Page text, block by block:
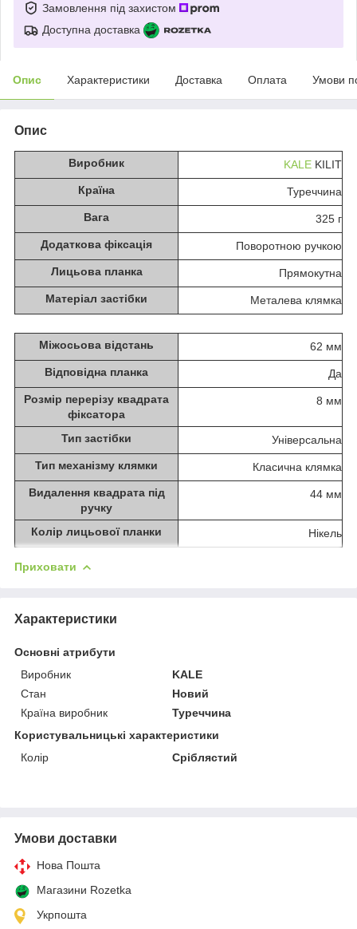
Замовлення під захистом
Доступна доставка
Опис Характеристики Доставка Оплата Умови
Опис
Виробник KALE KILIT
Країна
Туреччина
Вага
325 г
Додаткова фіксація
Поворотною ручкою
Лицьова планка
Прямокутна
Матеріал застібки
Металева клямка
Міжосьова відстань
62 мм
Відповідна планка
Да
Розмір перерізу квадрата
фіксатора
8 мм
Тип застібки
Універсальна
Тип механізму клямки
Класична клямка
Видалення квадрата під
ручку
44 мм
Колір лицьової планки Нікель
Приховати
Характеристики
Основні атрибути
Виробник
KALE
Стан
Новий
Країна виробник
Туреччина
Користувальницькі характеристики
Колір
Сріблястий
Умови доставки
Нова Пошта
Магазини Rozetka
Укрпошта